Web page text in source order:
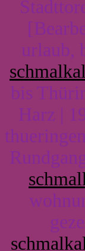
urlaub,
bis
Harz |